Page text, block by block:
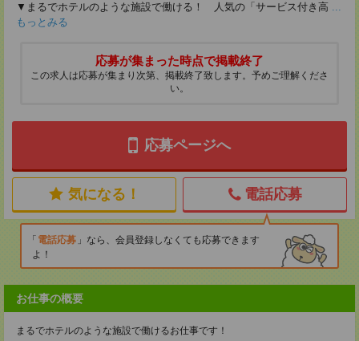
▼まるでホテルのような施設で働ける！ 人気の「サービス付き高 ...
もっとみる
応募が集まった時点で掲載終了
この求人は応募が集まり次第、掲載終了致します。予めご理解くださ
い。
応募ページへ
気になる！ 電話応募
電話応募
なら、会員登録しなくても応募できます
よ！
お仕事の概要
まるでホテルのような施設で働けるお仕事です！